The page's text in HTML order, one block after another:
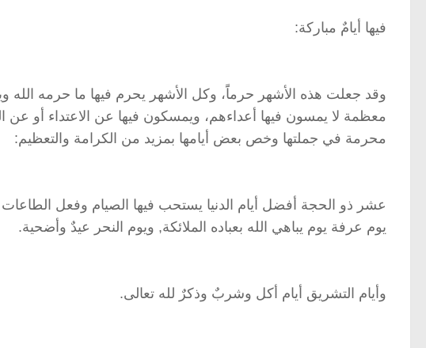
فيها أيامٌ مباركة:
وقد جعلت هذه الأشهر حرماًَ، وكل الأشهر يحرم فيها ما حرمه الله
معظمة لا يمسون فيها أعداءهم، ويمسكون فيها عن الاعتداء أو
محرمة في جملتها وخص بعض أيامها بمزيد من الكرامة والتعظيم:
عشر ذو الحجة أفضل أيام الدنيا يستحب فيها الصيام وفعل الطاعات
يوم عرفة يوم يباهي الله بعباده الملائكة, ويوم النحر عيدٌ وأضحية.
وأيام التشريق أيام أكل وشربٌ وذكرٌ لله تعالى.